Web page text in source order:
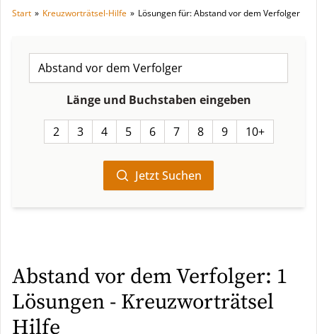
Start » Kreuzworträtsel-Hilfe » Lösungen für: Abstand vor dem Verfolger
Länge und Buchstaben eingeben
2 3 4 5 6 7 8 9 10+
Jetzt Suchen
Abstand vor dem Verfolger: 1
Lösungen - Kreuzworträtsel
Hilfe